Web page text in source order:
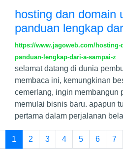
hosting dan domain
panduan lengkap
https://www.jagoweb.com/
panduan-lengkap-dari-a-sampai-z
selamat datang di dunia
membaca ini, kemungkinan
cemerlang, ingin membangun
memulai bisnis baru. apapun
pertama dalam perjalanan
1 2 3 4 5 6 7